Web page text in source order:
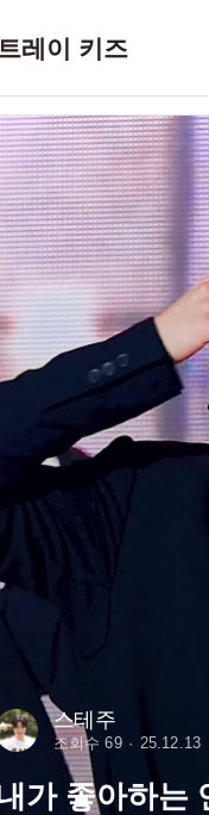
레이 키즈
스테주
조회수 69 25.12.13
가 좋아하는